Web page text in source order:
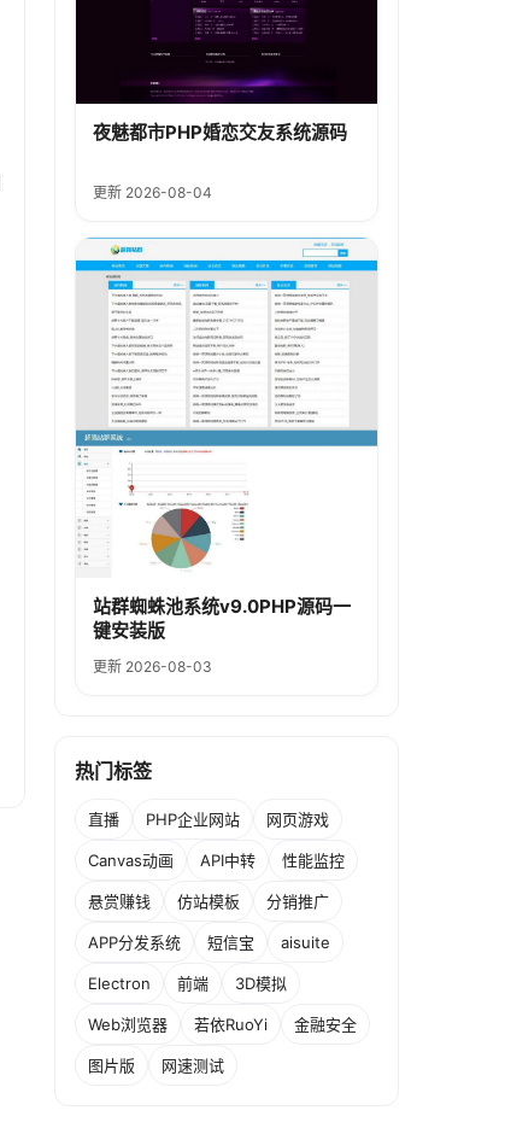
夜魅都市PHP婚恋交友系统源码
更新 2026-08-04
站群蜘蛛池系统v9.0PHP源码一
键安装版
更新 2026-08-03
热门标签
直播 PHP企业网站 网页游戏
Canvas动画 API中转 性能监控
悬赏赚钱 仿站模板 分销推广
APP分发系统 短信宝 aisuite
Electron 前端 3D模拟
Web浏览器 若依RuoYi 金融安全
图片版 网速测试